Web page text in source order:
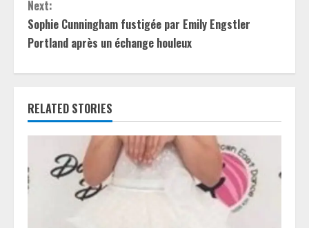
t
i
n
u
e
e
Next:
Sophie Cunningham fustigée par Emily Engstler
Portland après un échange houleux
RELATED STORIES